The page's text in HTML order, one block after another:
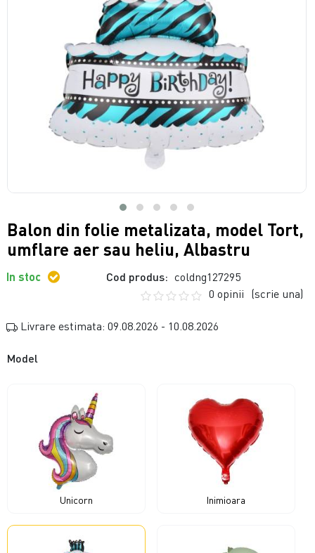
Balon din folie metalizata, model Tort,
umflare aer sau heliu, Albastru
In stoc Cod produs: coldng127295
0 opinii (scrie una)
Livrare estimata: 09.08.2026 - 10.08.2026
Model
Unicorn Inimioara